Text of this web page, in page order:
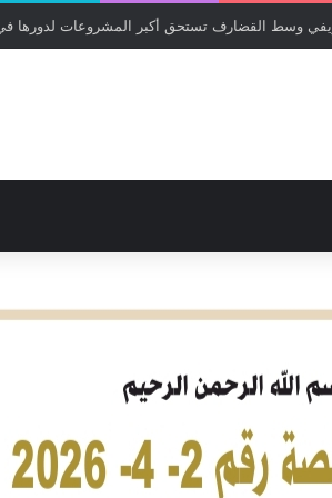
لمحلية حلفا الجديدة دشن اليوم امتحانات